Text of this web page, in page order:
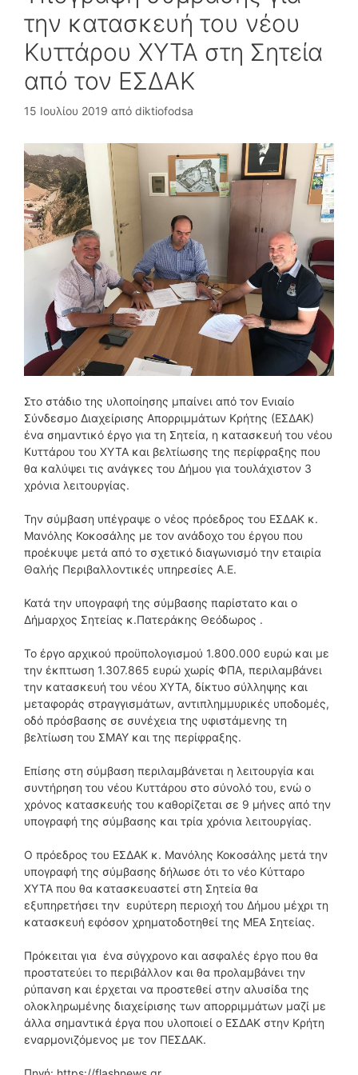
την κατασκευή του νέου
Κυττάρου ΧΥΤΑ στη Σητεία
από τον ΕΣΔΑΚ
15 Ιουλίου 2019 από diktiofodsa
Στο στάδιο της υλοποίησης μπαίνει από τον Ενιαίο
Σύνδεσμο Διαχείρισης Απορριμμάτων Κρήτης (ΕΣΔΑΚ)
ένα σημαντικό έργο για τη Σητεία, η κατασκευή του νέου
Κυττάρου του ΧΥΤΑ και βελτίωσης της περίφραξης που
θα καλύψει τις ανάγκες του Δήμου για τουλάχιστον 3
χρόνια λειτουργίας.
Την σύμβαση υπέγραψε ο νέος πρόεδρος του ΕΣΔΑΚ κ.
Μανόλης Κοκοσάλης με τον ανάδοχο του έργου που
προέκυψε μετά από το σχετικό διαγωνισμό την εταιρία
Θαλής Περιβαλλοντικές υπηρεσίες Α.Ε.
Κατά την υπογραφή της σύμβασης παρίστατο και ο
Δήμαρχος Σητείας κ.Πατεράκης Θεόδωρος .
Το έργο αρχικού προϋπολογισμού 1.800.000 ευρώ και με
την έκπτωση 1.307.865 ευρώ χωρίς ΦΠΑ, περιλαμβάνει
την κατασκευή του νέου ΧΥΤΑ, δίκτυο σύλληψης και
μεταφοράς στραγγισμάτων, αντιπλημμυρικές υποδομές,
οδό πρόσβασης σε συνέχεια της υφιστάμενης τη
βελτίωση του ΣΜΑΥ και της περίφραξης.
Επίσης στη σύμβαση περιλαμβάνεται η λειτουργία και
συντήρηση του νέου Κυττάρου στο σύνολό του, ενώ ο
χρόνος κατασκευής του καθορίζεται σε 9 μήνες από την
υπογραφή της σύμβασης και τρία χρόνια λειτουργίας.
Ο πρόεδρος του ΕΣΔΑΚ κ. Μανόλης Κοκοσάλης μετά την
υπογραφή της σύμβασης δήλωσε ότι το νέο Κύτταρο
ΧΥΤΑ που θα κατασκευαστεί στη Σητεία θα
εξυπηρετήσει την ευρύτερη περιοχή του Δήμου μέχρι τη
κατασκευή εφόσον χρηματοδοτηθεί της ΜΕΑ Σητείας.
Πρόκειται για ένα σύγχρονο και ασφαλές έργο που θα
προστατεύει το περιβάλλον και θα προλαμβάνει την
ρύπανση και έρχεται να προστεθεί στην αλυσίδα της
ολοκληρωμένης διαχείρισης των απορριμμάτων μαζί με
άλλα σημαντικά έργα που υλοποιεί ο ΕΣΔΑΚ στην Κρήτη
εναρμονιζόμενος με τον ΠΕΣΔΑΚ.